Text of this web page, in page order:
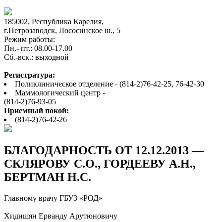
185002, Республика Карелия,
г.Петрозаводск, Лососинское ш., 5
Режим работы:
Пн.- пт.: 08.00-17.00
Cб.-вск.: выходной
Регистратура:
Поликлиническое отделение - (814-2)76-42-25, 76-42-30
Маммологический центр -
(814-2)76-93-05
Приемный покой:
(814-2)76-42-26
БЛАГОДАРНОСТЬ ОТ 12.12.2013 —
СКЛЯРОВУ С.О., ГОРДЕЕВУ А.Н.,
БЕРТМАН Н.С.
Главному врачу ГБУЗ «РОД»
Хидишян Ерванду Арутюновичу